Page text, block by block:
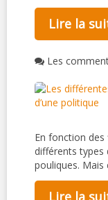
Lire la
Les
En fonction des
différents
pouliques.
Lire la